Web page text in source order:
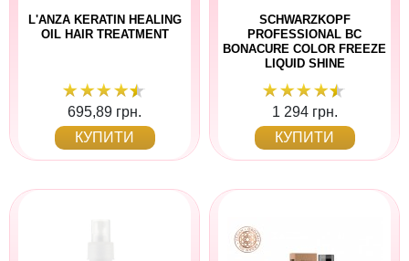
L'ANZA KERATIN HEALING
OIL HAIR TREATMENT
695,89 грн.
КУПИТИ
SCHWARZKOPF
PROFESSIONAL BC
BONACURE COLOR FREEZE
LIQUID SHINE
1 294 грн.
КУПИТИ